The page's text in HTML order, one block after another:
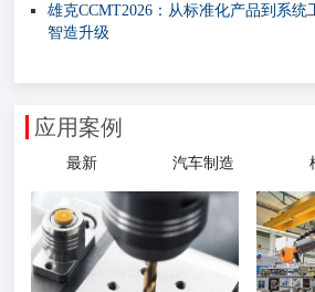
雄克CCMT2026：从标准化产品到系
智造升级
应用案例
最新 汽车制造